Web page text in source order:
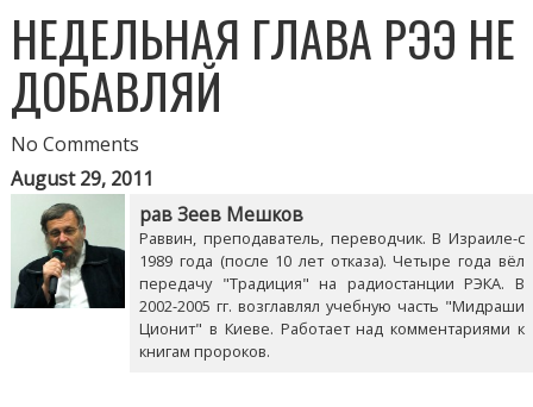
НЕДЕЛЬНАЯ ГЛАВА РЭЭ НЕ
ДОБАВЛЯЙ
No Comments
August 29, 2011
рав Зеев Мешков
Раввин, преподаватель, переводчик. В Израиле-с
1989 года (после 10 лет отказа). Четыре года вёл
передачу "Традиция" на радиостанции РЭКА. В
2002-2005 гг. возглавлял учебную часть "Мидраши
Ционит" в Киеве. Работает над комментариями к
книгам пророков.